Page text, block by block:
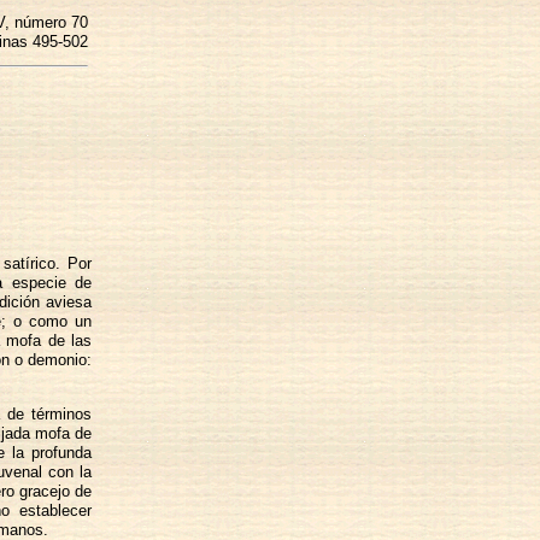
número 70
495-502
Por
especie de
aviesa
o como un
mofa de las
o demonio:
términos
mofa de
la profunda
con la
gracejo de
establecer